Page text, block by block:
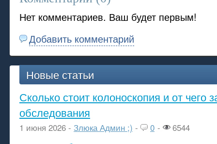
Нет комментариев. Ваш будет первым!
Добавить комментарий
Новые статьи
Сколько стоит колоноскопия и от чего
обследования
1 июня 2026 - Злюка Админ ;) - 0 - 6544